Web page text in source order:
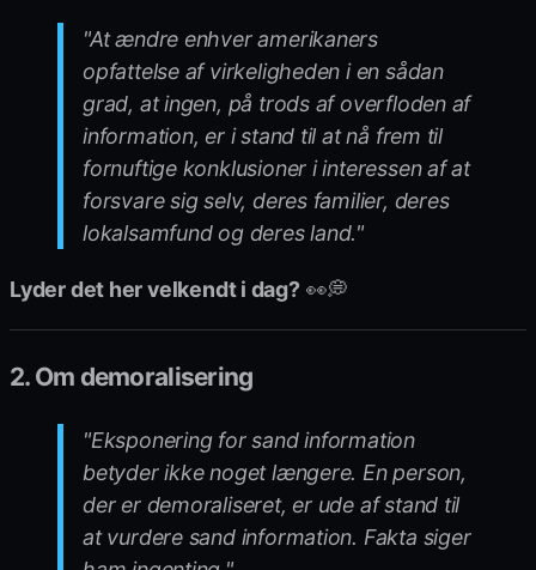
"At ændre enhver amerikaners
opfattelse af virkeligheden i en sådan
grad, at ingen, på trods af overfloden af
information, er i stand til at nå frem til
fornuftige konklusioner i interessen af at
forsvare sig selv, deres familier, deres
lokalsamfund og deres land."
Lyder det her velkendt i dag?👀💭
2. Om demoralisering
"Eksponering for sand information
betyder ikke noget længere. En person,
der er demoraliseret, er ude af stand til
at vurdere sand information. Fakta siger